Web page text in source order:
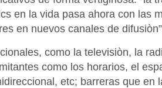
en la vida pasa ahora con las
en nuevos canales de
como la televisiòn, la
como los horarios, el
etc; barreras que en